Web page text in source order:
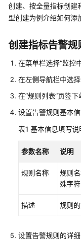
计
说
快
入
门
用
指
实
创建、按全量指标创建
型创建为例介绍如何添
创建指标告警规
在菜单栏选择“监控
在左侧导航栏中选择
在“规则列表”页签下
设置告警规则基本
表1 基本信息填写说
参数名称 说明
规则名称
规则
殊字
描述 规则
设置告警规则的详细